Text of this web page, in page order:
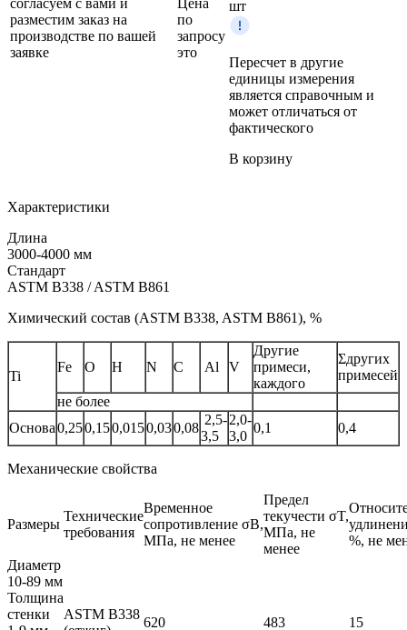
разместим заказ на
производстве по вашей
заявке
по
запросу
это
шт
Пересчет в другие
единицы измерения
является справочным и
может отличаться от
фактического
В корзину
Характеристики
Длина
3000-4000 мм
Стандарт
ASTM B338 / ASTM B861
Химический состав (ASTM B338, ASTM B861), %
Ti
Fe O H N C Al V
Другие
примеси,
каждого
Σдругих
примесей
не более
Основа0,250,150,0150,030,08
2,5-
3,5
2,0-
3,0
0,1 0,4
Механические свойства
Размеры
Технические
требования
Временное
сопротивление σB,
МПа, не менее
Предел
текучести σT,
МПа, не
менее
%, не
Диаметр
10-89 мм
Толщина
стенки
ASTM B338
620 483 15